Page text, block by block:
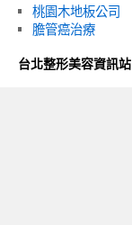
桃園木地板公司
膽管癌治療
台北整形美容資訊站